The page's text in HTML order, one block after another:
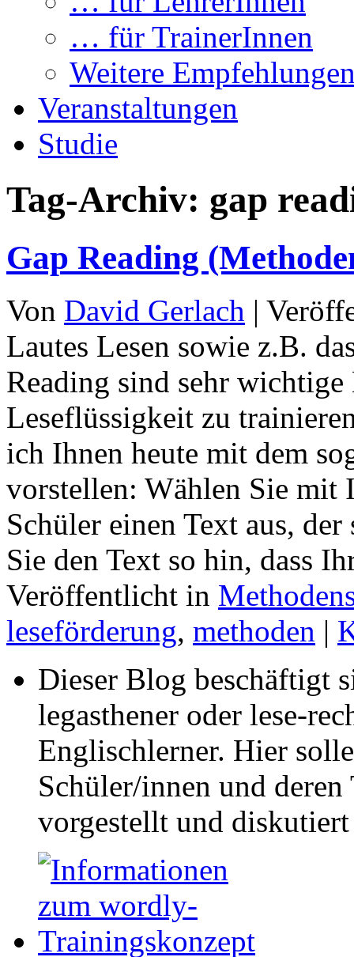
… für TrainerInnen
Weitere
Veranstaltungen
Studie
Tag-Archiv: gap
Gap Reading
Von David Gerlach |
Lautes Lesen sowie z.B.
Reading sind sehr
Leseflüssigkeit zu
ich Ihnen heute mit dem
vorstellen: Wählen Sie
Schüler einen Text aus,
Sie den Text so hin, dass
Veröffentlicht in
leseförderung, methoden |
Dieser Blog beschäftigt
legasthener oder lese-
Englischlerner. Hier
Schüler/innen und
vorgestellt und